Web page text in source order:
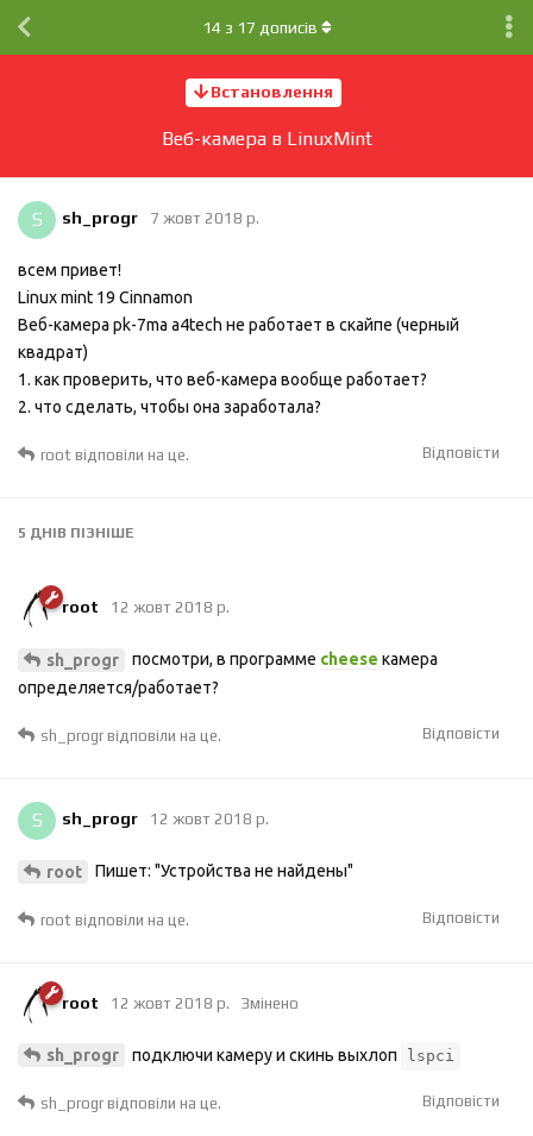
Встановлення
Веб-камера в LinuxМint
14 з 17 дописів
S sh_progr 7 жовт 2018 р.
всем привет!
Linux mint 19 Cinnamon
Веб-камера pk-7ma a4tech не работает в скайпе (черный
квадрат)
1. как проверить, что веб-камера вообще работает?
2. что сделать, чтобы она заработала?
Відповісти
root відповіли на це.
5 ДНІВ ПІЗНІШЕ
root 12 жовт 2018 р.
sh_progr посмотри, в программе cheese камера
определяется/работает?
Відповісти
sh_progrвідповіли на це.
S sh_progr 12 жовт 2018 р.
root Пишет: "Устройства не найдены"
Відповісти
root відповіли на це.
root 12 жовт 2018 р. Змінено
sh_progr подключи камеру и cкинь выхлоп lspci
Відповісти
sh_progrвідповіли на це.